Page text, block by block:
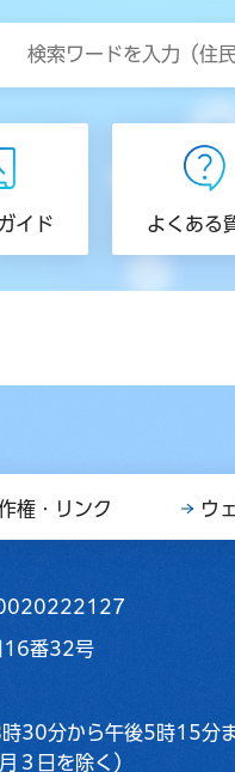
イド よくある
権・リンク ウ
番32号
30分から午後5時15分
３日を除く）